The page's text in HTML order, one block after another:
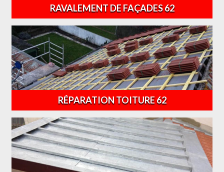
RAVALEMENT DE FAÇADES 62
RÉPARATION TOITURE 62